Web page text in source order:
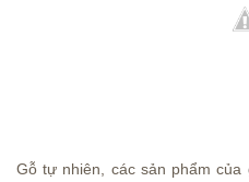
Gỗ tự nhiên, các sản phẩm